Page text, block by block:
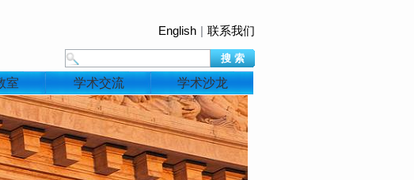
联系我们
|
English
室 学术交流 学术沙龙